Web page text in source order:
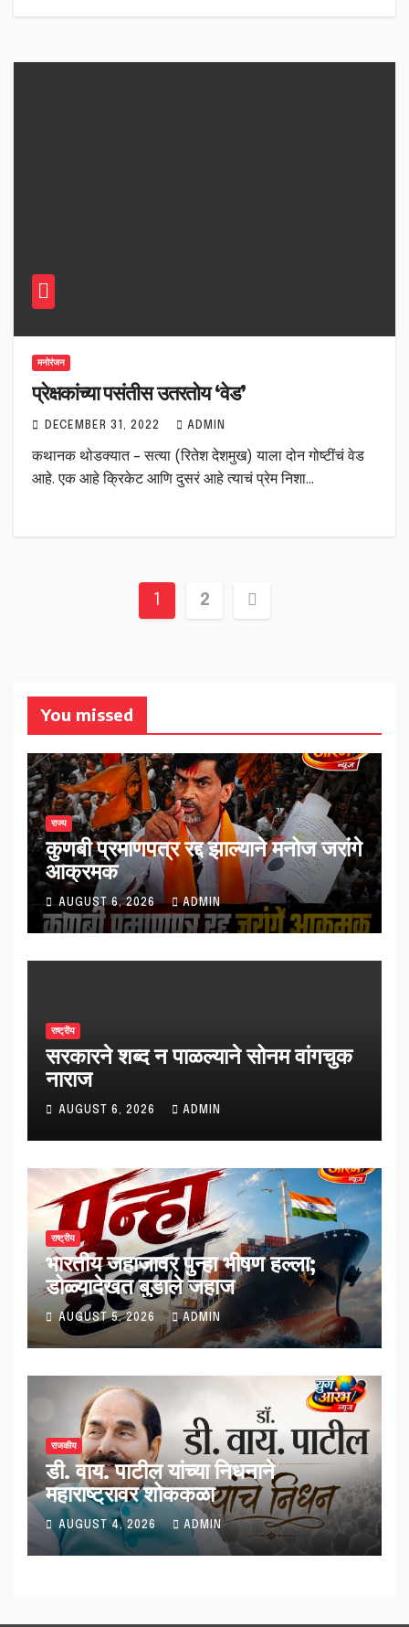
मनोरंजन
प्रेक्षकांच्या पसंतीस उतरतोय ‘वेड’
DECEMBER 31, 2022 ADMIN
कथानक थोडक्यात – सत्या (रितेश देशमुख) याला दोन गोष्टींचं वेड
आहे. एक आहे क्रिकेट आणि दुसरं आहे त्याचं प्रेम निशा…
Posts
1 2
You missed
राज्य
कुणबी प्रमाणपत्र रद्द झाल्याने मनोज जरांगे
आक्रमक
AUGUST 6, 2026 ADMIN
राष्ट्रीय
सरकारने शब्द न पाळल्याने सोनम वांगचुक
नाराज
AUGUST 6, 2026 ADMIN
राष्ट्रीय
भारतीय जहाजावर पुन्हा भीषण हल्ला;
डोळ्यादेखत बुडाले जहाज
AUGUST 5, 2026 ADMIN
राजकीय
डी. वाय. पाटील यांच्या निधनाने
महाराष्ट्रावर शोककळा
AUGUST 4, 2026 ADMIN